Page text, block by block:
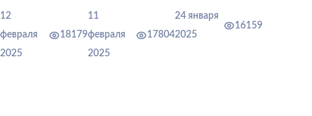
диффузором для
кудрей, вовсе не
12
февраля
2025
18179эксперты и
покупатели
11
февраля
2025
17804
который
помогает
24 января
2025
16159